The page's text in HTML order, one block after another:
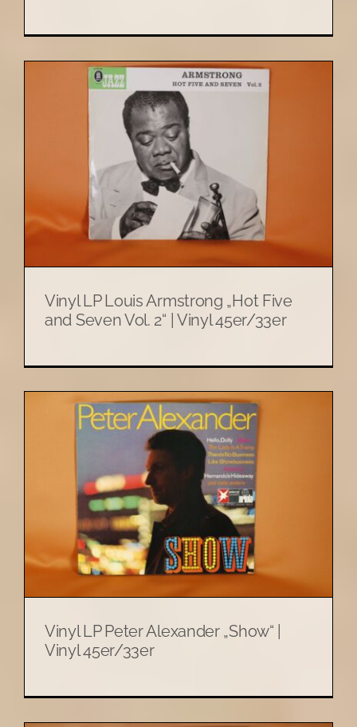
Vinyl LP Louis Armstrong „Hot Five
and Seven Vol. 2“ | Vinyl 45er/33er
Vinyl LP Peter Alexander „Show“ |
Vinyl 45er/33er